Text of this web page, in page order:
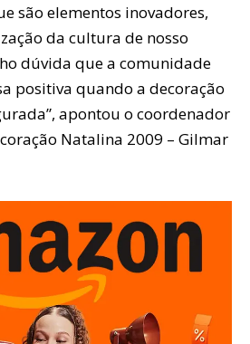
são elementos inovadores,
da cultura de nosso
dúvida que a comunidade
positiva quando a decoração
apontou o coordenador
Natalina 2009 – Gilmar